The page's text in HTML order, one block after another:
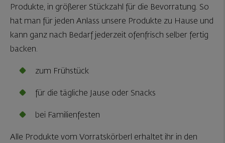
Produkte, in größerer Stückzahl für die Bevorratung. So
hat man für jeden Anlass unsere Produkte zu Hause und
kann ganz nach Bedarf jederzeit ofenfrisch selber fertig
backen.
zum Frühstück
für die tägliche Jause oder Snacks
bei Familienfesten
Alle Produkte vom Vorratskörberl erhaltet ihr in den